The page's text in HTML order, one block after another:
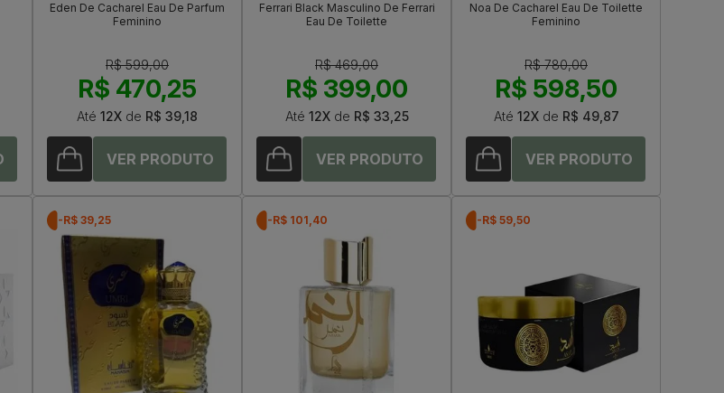
Eden De Cacharel Eau De Parfum
Feminino
R$ 599,00
R$ 470,25
Até 12X de R$ 39,18
Ferrari Black Masculino De Ferrari
Eau De Toilette
R$ 469,00
R$ 399,00
Até 12Xde R$ 33,25
Noa De Cacharel Eau De Toilette
Feminino
R$ 780,00
R$ 598,50
Até 12Xde R$ 49,87
-R$ 39,25 -R$ 101,40 -R$ 59,50